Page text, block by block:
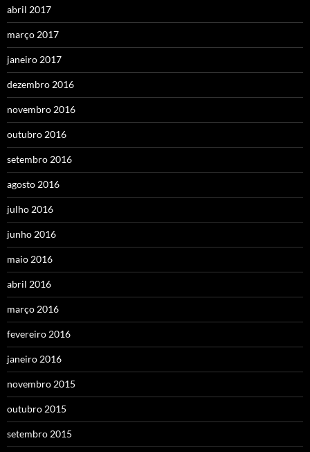
abril 2017
março 2017
janeiro 2017
dezembro 2016
novembro 2016
outubro 2016
setembro 2016
agosto 2016
julho 2016
junho 2016
maio 2016
abril 2016
março 2016
fevereiro 2016
janeiro 2016
novembro 2015
outubro 2015
setembro 2015